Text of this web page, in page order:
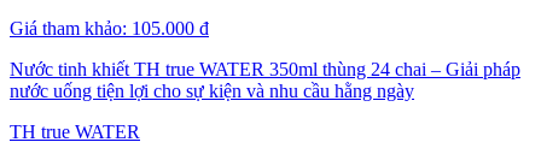
Giá tham khảo: 105.000 đ
Nước tinh khiết TH true WATER 350ml thùng 24 chai – Giải pháp
nước uống tiện lợi cho sự kiện và nhu cầu hằng ngày
TH true WATER